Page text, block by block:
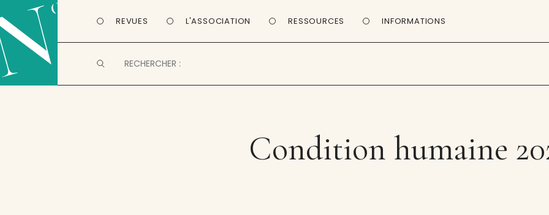
REVUES L'ASSOCIATION RESSOURCES INFORMATIONS
Condition humaine